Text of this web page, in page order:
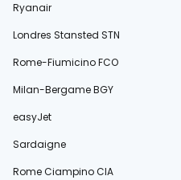
Ryanair
Londres Stansted STN
Rome-Fiumicino FCO
Milan-Bergame BGY
easyJet
Sardaigne
Rome Ciampino CIA